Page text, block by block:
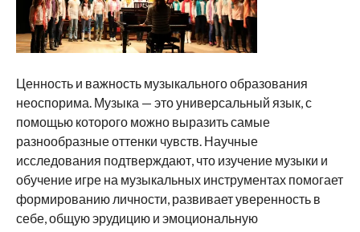
Ценность и важность музыкального образования
неоспорима. Музыка — это универсальный язык, с
помощью которого можно выразить самые
разнообразные оттенки чувств. Научные
исследования подтверждают, что изучение музыки и
обучение игре на музыкальных инструментах помогает
формированию личности, развивает уверенность в
себе, общую эрудицию и эмоциональную